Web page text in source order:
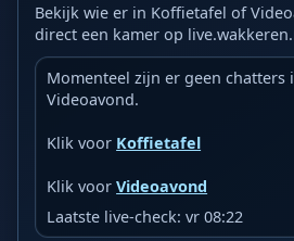
Bekijk wie er in Koffietafel of
direct een kamer op
Momenteel zijn er geen chatters
Videoavond.
Klik voor Koffietafel
Klik voorVideoavond
Laatste live-check: vr 08:22